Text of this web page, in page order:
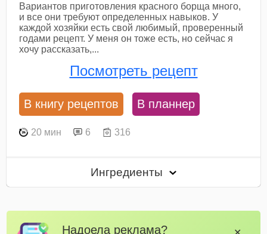
Вариантов приготовления красного борща много,
и все они требуют определенных навыков. У
каждой хозяйки есть свой любимый, проверенный
годами рецепт. У меня он тоже есть, но сейчас я
хочу рассказать,...
Посмотреть рецепт
В книгу рецептов В планнер
20 мин 6 316
Ингредиенты
Надоела реклама?